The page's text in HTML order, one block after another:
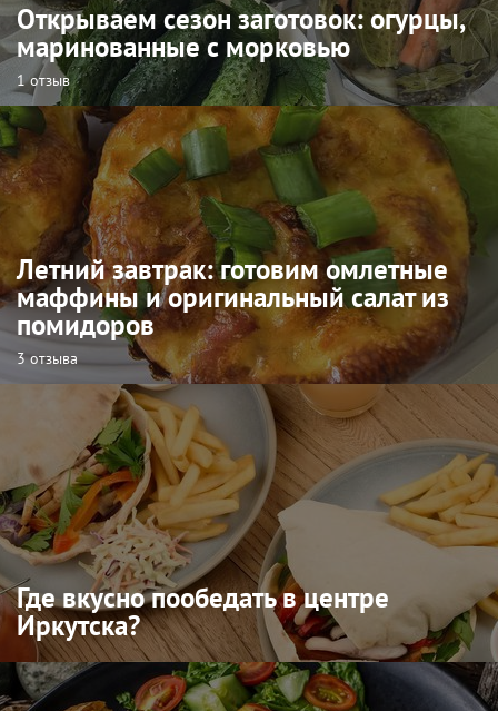
Открываем сезон заготовок: огурцы,
маринованные с морковью
1 отзыв
Летний завтрак: готовим омлетные
маффины и оригинальный салат из
помидоров
3 отзыва
Где вкусно пообедать в центре
Иркутска?